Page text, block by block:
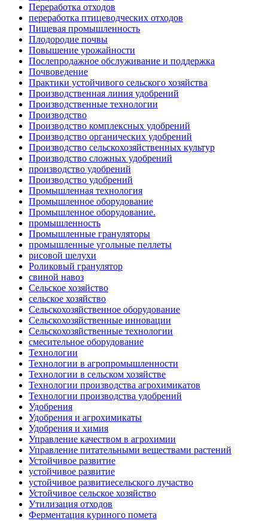
Переработка отходов
переработка птицеводческих отходов
Пищевая промышленность
Плодородие почвы
Повышение урожайности
Послепродажное обслуживание и поддержка
Почвоведение
Практики устойчивого сельского хозяйства
Производственная линия удобрений
Производственные технологии
Производство
Производство комплексных удобрений
Производство органических удобрений
Производство сельскохозяйственных культур
Производство сложных удобрений
производство удобрений
Производство удобрений
Промышленная технология
Промышленное оборудование
Промышленное оборудование.
промышленность
Промышленные грануляторы
промышленные угольные пеллеты
рисовой шелухи
Роликовый гранулятор
свиной навоз
Сельское хозяйство
сельское хозяйство
Сельскохозяйственное оборудование
Сельскохозяйственные инновации
Сельскохозяйственные технологии
смесительное оборудование
Технологии
Технологии в агропромышленности
Технологии в сельском хозяйстве
Технологии производства агрохимикатов
Технологии производства удобрений
Удобрения
Удобрения и агрохимикаты
Удобрения и химия
Управление качеством в агрохимии
Управление питательными веществами растений
Устойчивое развитие
устойчивое развитие
устойчивое развитиесельского лучаство
Устойчивое сельское хозяйство
Утилизация отходов
Ферментация куриного помета